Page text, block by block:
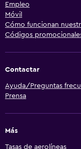
Empleo
Móvil
Cómo funcionan
Códigos
Contactar
Ayuda/Preguntas
Prensa
Más
Tasas de aerolíneas